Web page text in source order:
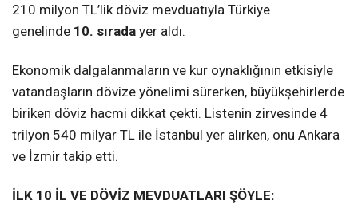
210 milyon TL’lik döviz mevduatıyla Türkiye
genelinde 10. sırada yer aldı.
Ekonomik dalgalanmaların ve kur oynaklığının etkisiyle
vatandaşların dövize yönelimi sürerken, büyükşehirlerde
biriken döviz hacmi dikkat çekti. Listenin zirvesinde 4
trilyon 540 milyar TL ile İstanbul yer alırken, onu Ankara
ve İzmir takip etti.
İLK 10 İL VE DÖVİZ MEVDUATLARI ŞÖYLE: